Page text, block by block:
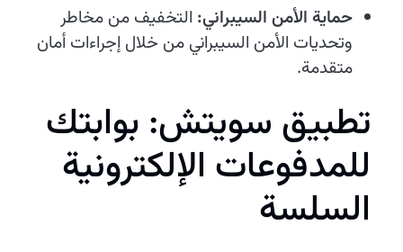
حماية الأمن السيبراني: التخفيف من مخاطر
وتحديات الأمن السيبراني من خلال إجراءات أمان
متقدمة.
تطبيق سويتش: بوابتك
للمدفوعات الإلكترونية
السلسة